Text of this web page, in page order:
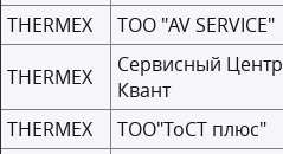
THERMEX
ТОО "AV SERVICE"
THERMEX
Сервисный Центр
Квант
THERMEX
ТОО"ТоСТ плюс"